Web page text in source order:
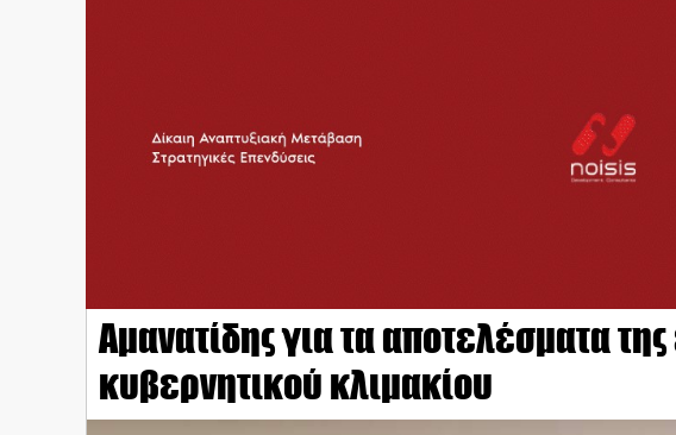
Αμανατίδης για τα αποτελέσματα
κυβερνητικού κλιμακίου